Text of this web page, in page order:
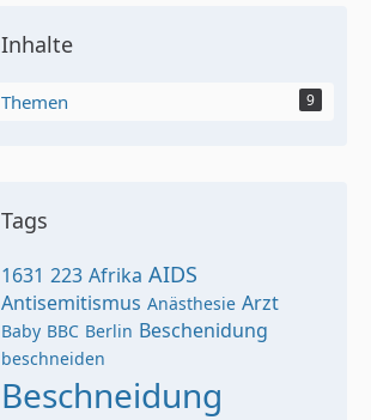
Inhalte
Themen 9
Tags
1631 223 Afrika AIDS
Antisemitismus Anästhesie Arzt
Baby BBC Berlin Beschenidung
beschneiden
Beschneidung